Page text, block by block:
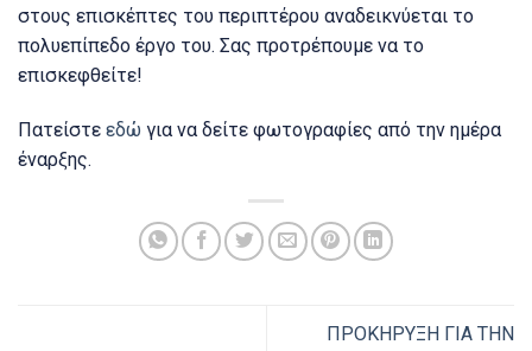
στους επισκέπτες του περιπτέρου αναδεικνύεται το
πολυεπίπεδο έργο του. Σας προτρέπουμε να το
επισκεφθείτε!
Πατείστε εδώ για να δείτε φωτογραφίες από την ημέρα
έναρξης.
ΠΡΟΚΗΡΥΞΗ ΓΙΑ ΤΗΝ